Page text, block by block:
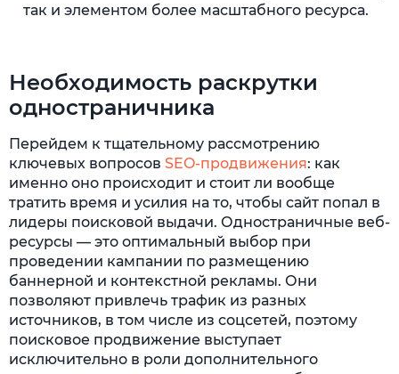
так и элементом более масштабного ресурса.
Необходимость раскрутки
одностраничника
Перейдем к тщательному рассмотрению
ключевых вопросов SEO-продвижения: как
именно оно происходит и стоит ли вообще
тратить время и усилия на то, чтобы сайт попал в
лидеры поисковой выдачи. Одностраничные веб-
ресурсы — это оптимальный выбор при
проведении кампании по размещению
баннерной и контекстной рекламы. Они
позволяют привлечь трафик из разных
источников, в том числе из соцсетей, поэтому
поисковое продвижение выступает
исключительно в роли дополнительного